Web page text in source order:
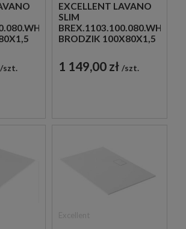
szt.
EXCELLENT LAVANO
SLIM
BREX.1103.100.080.WHN
BRODZIK 100X80X1,5
1 149,00 zł szt.